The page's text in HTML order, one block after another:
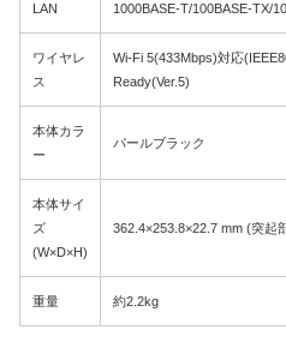
LAN 1000BASE-T/100BASE-TX/
ワイヤレ
ス
Wi-Fi 5(433Mbps)対応
Ready(Ver.5)
本体カラ
ー
パールブラック
本体サイ
ズ
(W×D×H)
362.4×253.8×22.7 mm (突起
重量 約2.2kg